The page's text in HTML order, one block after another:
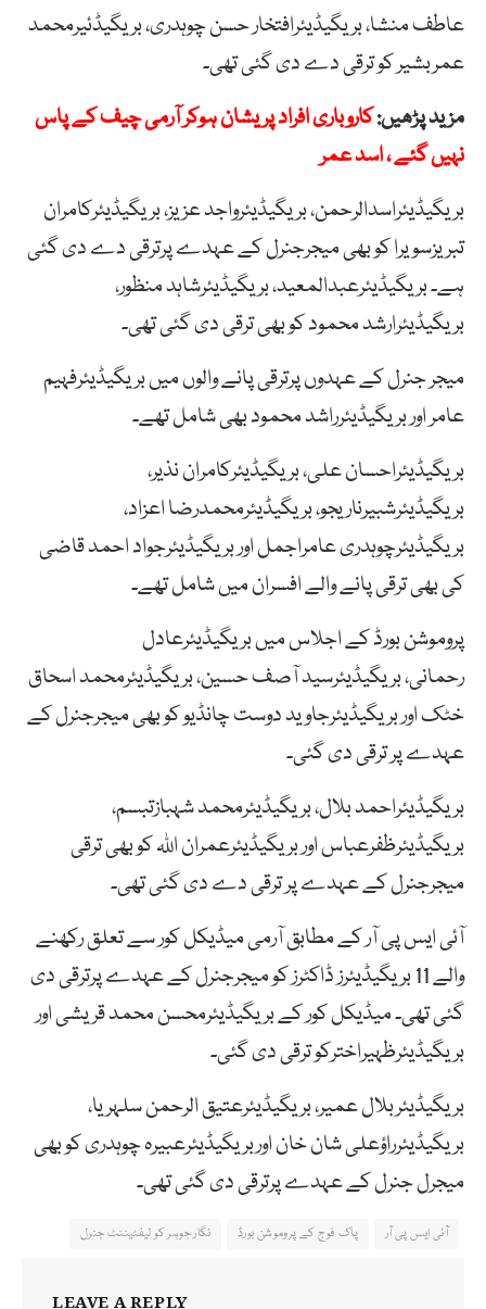
عاطف منشا، بریگیڈیئرافتخار حسن چوہدری، بریگیڈئیرمحمد
عمربشیر کو ترقی دے دی گئی تھی۔
مزید پڑھیں:کاروباری افراد پریشان ہوکر آرمی چیف کے پاس
نہیں گئے ، اسد عمر
بریگیڈیئراسدالرحمن، بریگیڈیئرواجد عزیز، بریگیڈیئرکامران
تبریزسویرا کو بھی میجرجنرل کے عہدے پرترقی دے دی گئی
ہے۔ بریگیڈیئرعبدالمعید، بریگیڈیئرشاہد منظور،
بریگیڈیئرارشد محمود کو بھی ترقی دی گئی تھی۔
میجر جنرل کے عہدوں پرترقی پانے والوں میں بریگیڈیئرفہیم
عامر اور بریگیڈیئرراشد محمود بھی شامل تھے۔
بریگیڈیئراحسان علی، بریگیڈیئرکامران نذیر،
بریگیڈیئرشبیرناریجو، بریگیڈیئرمحمدرضا اعزاد،
بریگیڈیئرچوہدری عامراجمل اور بریگیڈیئرجواد احمد قاضی
کی بھی ترقی پانے والے افسران میں شامل تھے۔
پروموشن بورڈ کے اجلاس میں بریگیڈیئرعادل
رحمانی، بریگیڈیئرسید آصف حسین، بریگیڈیئرمحمد اسحاق
خٹک اور بریگیڈیئرجاوید دوست چانڈیو کو بھی میجرجنرل کے
عہدے پر ترقی دی گئی۔
بریگیڈیئراحمد بلال، بریگیڈیئرمحمد شہبازتبسم،
بریگیڈیئرظفرعباس اور بریگیڈیئرعمران اللہ کو بھی ترقی
میجرجنرل کے عہدے پر ترقی دے دی گئی تھی۔
آئی ایس پی آر کے مطابق آرمی میڈیکل کور سے تعلق رکھنے
والے 11 بریگیڈیئرز ڈاکٹرز کو میجرجنرل کے عہدے پرترقی دی
گئی تھی۔ میڈیکل کور کے بریگیڈیئرمحسن محمد قریشی اور
بریگیڈیئرظہیراخترکو ترقی دی گئی۔
بریگیڈیئربلال عمیر، بریگیڈیئرعتیق الرحمن سلہریا،
بریگیڈیئرراؤعلی شان خان اوربریگیڈیئرعبیرہ چوہدری کو بھی
میجرل جنرل کے عہدے پرترقی دی گئی تھی۔
آئی ایس پی آر پاک فوج کے پروموشن بورڈ نگار جوہر کو لیفٹیننٹ جنرل